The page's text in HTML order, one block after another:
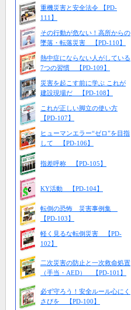
重機災害と安全法令 【PD-
111】
その行動が危ない！高所からの
墜落・転落災害 【PD-110】
熱中症にならない人がしている
7つの習慣 【PD-109】
災害を起こす前に学ぶ これが
建設現場だ 【PD-108】
これが正しい脚立の使い方
【PD-107】
ヒューマンエラー“ゼロ”を目指
して 【PD-106】
指差呼称 【PD-105】
KY活動 【PD-104】
転倒の恐怖 災害事例集
【PD-103】
軽く見るな転倒災害 【PD-
102】
二次災害の防止と一次救命処置
（手当・AED） 【PD-101】
必ず守ろう！安全ルール心にく
さびを 【PD-100】